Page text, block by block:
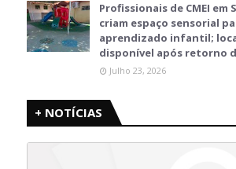
Profissionais de CMEI em
criam espaço sensorial
aprendizado infantil;
disponível após retorno
Julho 23, 2026
+ NOTÍCIAS